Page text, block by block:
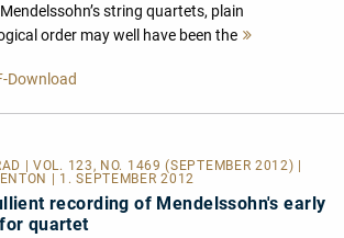
string quartets, plain
order may well have been the
Download
| VOL. 123, NO. 1469 (SEPTEMBER 2012) |
| 1. SEPTEMBER 2012
recording of Mendelssohn's early
quartet